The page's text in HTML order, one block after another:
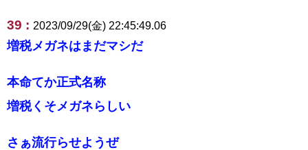
39 : 2023/09/29(金) 22:45:49.06
増税メガネはまだマシだ
本命てか正式名称
増税くそメガネらしい
さぁ流行らせようぜ